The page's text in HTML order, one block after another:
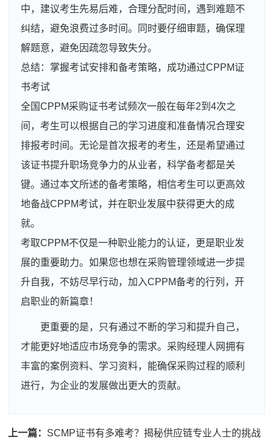
中，建议考生先易后难，合理分配时间，遇到难题不
纠结，避免浪费过多时间。同时要仔细审题，确保理
解题意，避免因疏忽导致失分。
总结：掌握考试安排和备考策略，成功通过CPPM证
书考试
全国CPPM采购证书考试频次一般在每年2到4次之
间，考生可以根据自己的学习进度和准备情况合理安
排报考时间。无论是首次报考的考生，还是希望通过
该证书提升职场竞争力的从业者，科学备考都是关
键。通过本文所述的备考策略，相信考生可以更高效
地备战CPPM考试，并在职业发展中获得更大的成
就。
考取CPPM不仅是一种职业能力的认证，更是职业发
展的重要助力。如果您也想在采购管理领域进一步提
升自我，不妨尽早行动，加入CPPM备考的行列，开
启职业的新篇章！
更重要的是，只有通过不断的学习和提升自己，
才能更好地适应市场竞争的需求。采购经理人网拥有
丰富的案例资料、学习资料，能确保采购过程的顺利
进行，为企业的发展做出更大的贡献。
上一篇： SCMP证书有多难考？揭秘供应链专业人士的挑战